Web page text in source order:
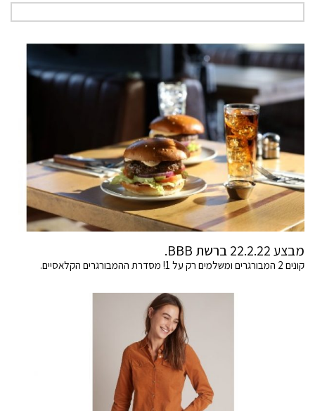
מבצע 22.2.22 ברשת BBB.
קונים 2 המבורגרים ומשלמים רק על 1! מסדרת ההמבורגרים הקלאסיים.